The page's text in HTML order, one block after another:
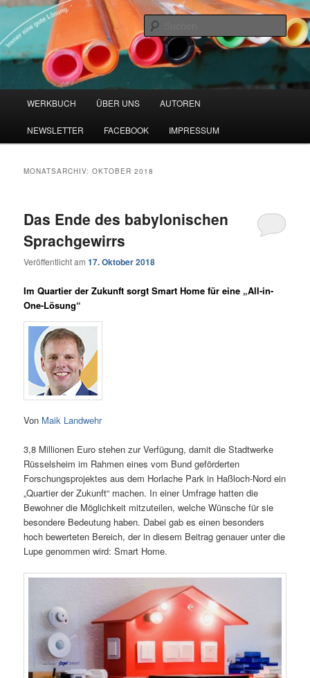
Zum
primären
Inhalt
springen
Zum
sekundären
Inhalt
springenWerkbuch Online
Blog zu den Themen Energieeffizienz und Digitalisierung
WERKBUCH ÜBER UNS AUTOREN
NEWSLETTER FACEBOOK IMPRESSUM
MONATSARCHIV:OKTOBER 2018
Das Ende des babylonischen
Sprachgewirrs
Veröffentlicht am17. Oktober 2018
Im Quartier der Zukunft sorgt Smart Home für eine „All-in-
One-Lösung“
Von Maik Landwehr
3,8 Millionen Euro stehen zur Verfügung, damit die Stadtwerke
Rüsselsheim im Rahmen eines vom Bund geförderten
Forschungsprojektes aus dem Horlache Park in Haßloch-Nord ein
„Quartier der Zukunft“ machen. In einer Umfrage hatten die
Bewohner die Möglichkeit mitzuteilen, welche Wünsche für sie
besondere Bedeutung haben. Dabei gab es einen besonders
hoch bewerteten Bereich, der in diesem Beitrag genauer unter die
Lupe genommen wird: Smart Home.